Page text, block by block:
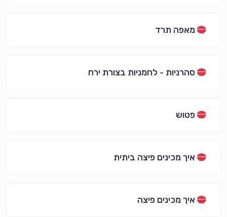
מאפה תרד
סהרניות - לחמניות בצורת ירח
פטוש
איך מכינים פיצה ביתית
איך מכינים פיצה